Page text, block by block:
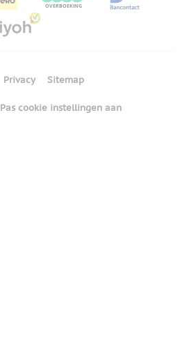
Privacy Sitemap
Pas cookie instellingen aan